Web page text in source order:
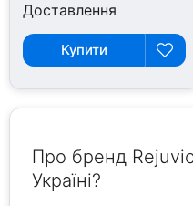
Доставлення
Купити
Про бренд
Україні?